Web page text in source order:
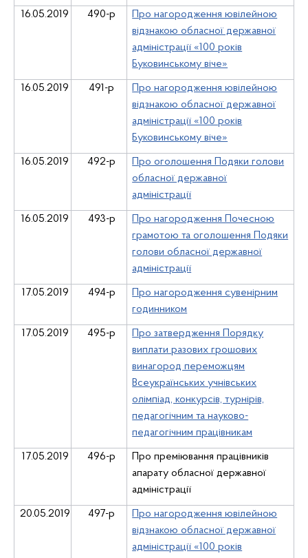
16.05.2019 490-р
Про нагородження ювілейною
відзнакою обласної державної
адміністрації «100 років
Буковинському віче»
16.05.2019 491-р
Про нагородження ювілейною
відзнакою обласної державної
адміністрації «100 років
Буковинському віче»
16.05.2019 492-р
Про оголошення Подяки голови
обласної державної
адміністрації
16.05.2019 493-р
Про нагородження Почесною
грамотою та оголошення Подяки
голови обласної державної
адміністрації
17.05.2019 494-р
Про нагородження сувенірним
годинником
17.05.2019 495-р
Про затвердження Порядку
виплати разових грошових
винагород переможцям
Всеукраїнських учнівських
олімпіад, конкурсів, турнірів,
педагогічним та науково-
педагогічним працівникам
17.05.2019 496-р
Про преміювання працівників
апарату обласної державної
адміністрації
20.05.2019 497-р
Про нагородження ювілейною
відзнакою обласної державної
адміністрації «100 років